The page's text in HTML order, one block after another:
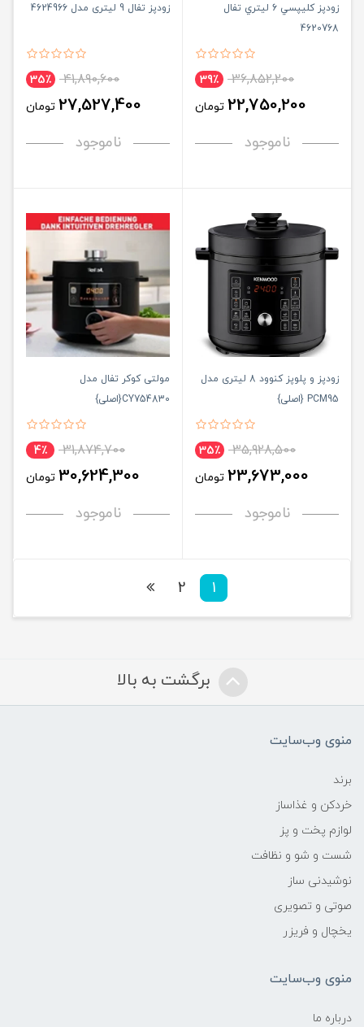
زودپز کليپسي 6 ليتري تفال
4620768
36,852,200 39٪
22,750,200 تومان
ناموجود
زودپز تفال 9 لیتری مدل 4624966
41,890,600 35٪
27,527,400 تومان
ناموجود
زودپز و پلوپز کنوود 8 لیتری مدل
PCM95 {اصلی}
35,928,500 35٪
23,673,000 تومان
ناموجود
مولتی کوکر تفال مدل
CY754830{اصلی}
31,874,700 4٪
30,624,300 تومان
ناموجود
1
2
برگشت به بالا
منوی وب‌سایت
برند
خردکن و غذاساز
لوازم پخت و پز
شست و شو و نظافت
نوشیدنی ساز
صوتی و تصویری
یخچال و فریزر
منوی وب‌سایت
درباره ما